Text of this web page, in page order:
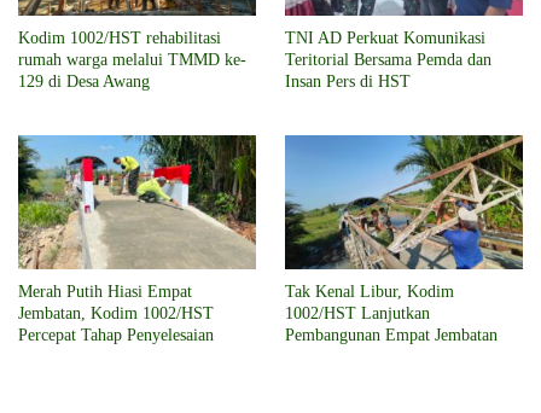
Kodim 1002/HST rehabilitasi
rumah warga melalui TMMD ke-
129 di Desa Awang
TNI AD Perkuat Komunikasi
Teritorial Bersama Pemda dan
Insan Pers di HST
Merah Putih Hiasi Empat
Jembatan, Kodim 1002/HST
Percepat Tahap Penyelesaian
Tak Kenal Libur, Kodim
1002/HST Lanjutkan
Pembangunan Empat Jembatan